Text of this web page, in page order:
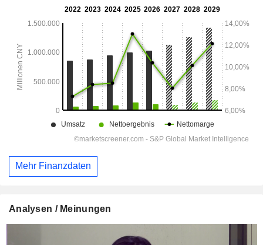
Mehr Finanzdaten
Analysen / Meinungen